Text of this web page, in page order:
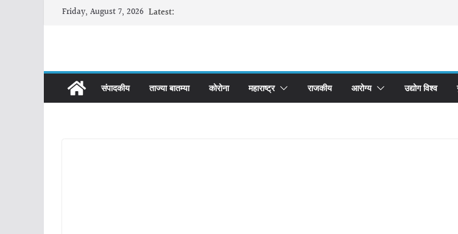
Friday, August 7, 2026 Latest:
संपादकीय ताज्या बातम्या कोरोना महाराष्ट्र राजकीय आरोग्य उद्योग विश्व